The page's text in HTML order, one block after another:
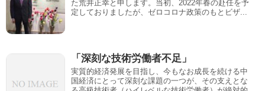
た荒井正幸と申します。当初、2022年春の赴任を予
定しておりましたが、ゼロコロナ政策のもとビザ...
「深刻な技術労働者不足」
実質的経済発展を目指し、今もなお成長を続ける中
国経済にとって深刻な課題の一つが、その支えとな